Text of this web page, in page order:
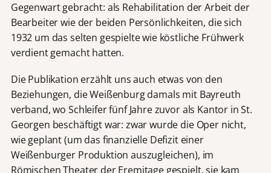
Gegenwart gebracht: als Rehabilitation der Arbeit der
Bearbeiter wie der beiden Persönlichkeiten, die sich
1932 um das selten gespielte wie köstliche Frühwerk
verdient gemacht hatten.
Die Publikation erzählt uns auch etwas von den
Beziehungen, die Weißenburg damals mit Bayreuth
verband, wo Schleifer fünf Jahre zuvor als Kantor in St.
Georgen beschäftigt war: zwar wurde die Oper nicht,
wie geplant (um das finanzielle Defizit einer
Weißenburger Produktion auszugleichen), im
Römischen Theater der Eremitage gespielt, sie kam